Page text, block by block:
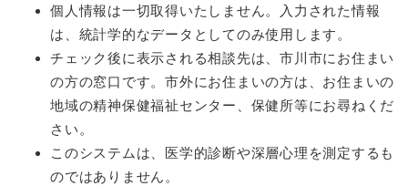
個人情報は一切取得いたしません。入力された情報
は、統計学的なデータとしてのみ使用します。
チェック後に表示される相談先は、市川市にお住まい
の方の窓口です。市外にお住まいの方は、お住まいの
地域の精神保健福祉センター、保健所等にお尋ねくだ
さい。
このシステムは、医学的診断や深層心理を測定するも
のではありません。